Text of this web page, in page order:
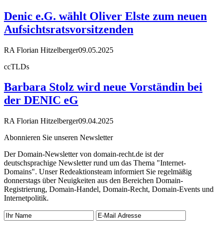
Denic e.G. wählt Oliver Elste zum neuen
Aufsichtsratsvorsitzenden
RA Florian Hitzelberger09.05.2025
ccTLDs
Barbara Stolz wird neue Vorständin bei
der DENIC eG
RA Florian Hitzelberger09.04.2025
Abonnieren Sie unseren Newsletter
Der Domain-Newsletter von domain-recht.de ist der
deutschsprachige Newsletter rund um das Thema "Internet-
Domains". Unser Redeaktionsteam informiert Sie regelmäßig
donnerstags über Neuigkeiten aus den Bereichen Domain-
Registrierung, Domain-Handel, Domain-Recht, Domain-Events und
Internetpolitik.